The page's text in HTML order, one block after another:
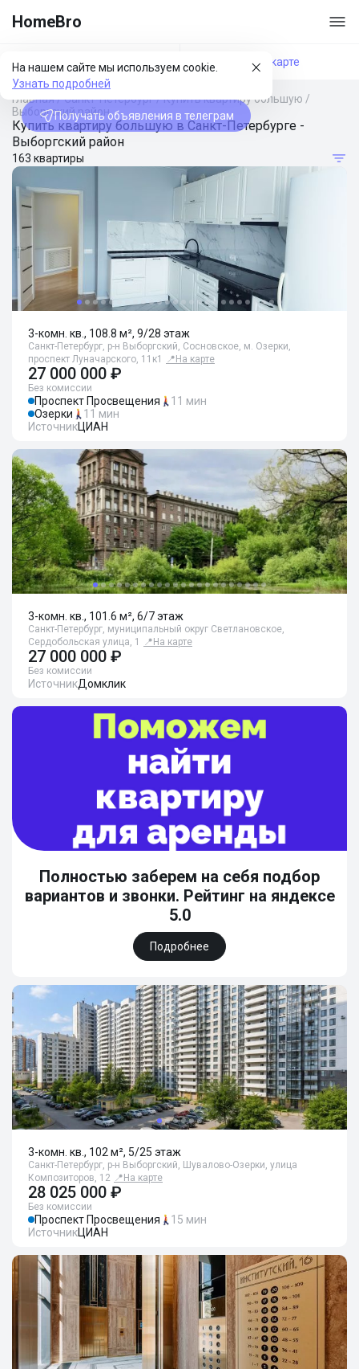
HomeBro
На нашем сайте мы используем cookie.
Узнать подробней
Получать объявления в телеграм
Фильтры На карте
Главная/Санкт-Петербург/Купить квартиру большую /
Выборгский район
Купить квартиру большую в Санкт-Петербурге -
Выборгский район
163 квартиры
3-комн. кв., 108.8 м², 9/28 этаж
Санкт-Петербург, р-н Выборгский, Сосновское, м. Озерки,
проспект Луначарского, 11к1
📍 На карте
27 000 000 ₽
Без комиссии
Проспект Просвещения
11 мин
Озерки
11 мин
ИсточникЦИАН
3-комн. кв., 101.6 м², 6/7 этаж
Санкт-Петербург, муниципальный округ Светлановское,
Сердобольская улица, 1
📍 На карте
27 000 000 ₽
Без комиссии
ИсточникДомклик
Полностью заберем на себя подбор
вариантов и звонки. Рейтинг на яндексе
5.0
Подробнее
3-комн. кв., 102 м², 5/25 этаж
Санкт-Петербург, р-н Выборгский, Шувалово-Озерки, улица
Композиторов, 12 📍 На карте
28 025 000 ₽
Без комиссии
Проспект Просвещения
15 мин
ИсточникЦИАН